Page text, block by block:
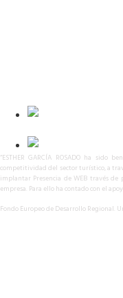
“ESTHER GARCÍA ROSADO ha
competitividad del sector turístico, a
implantar Presencia de WEB través
empresa. Para ello ha contado con el
Fondo Europeo de Desarrollo Regional.